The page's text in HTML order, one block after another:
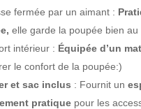
fermée par un aimant :
elle garde la poupée bien au
intérieur : Équipée d’un
le confort de la poupée:)
et sac inclus : Fournit un
pratiquepour les